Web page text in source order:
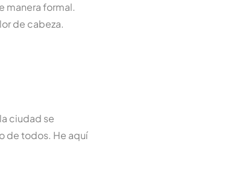
manera formal.
de cabeza.
ciudad se
de todos. He aquí